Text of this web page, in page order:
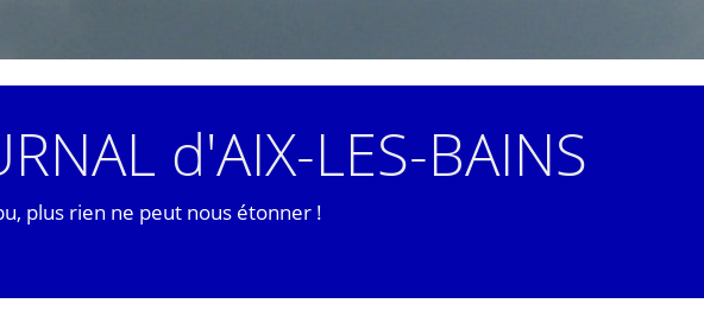
d'AIX-LES-BAINS
plus rien ne peut nous étonner !